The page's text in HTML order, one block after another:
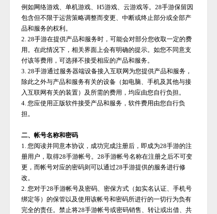
例如网络游戏、单机游戏、H5游戏、云游戏等。28手游保留因
包含但不限于运营策略调整而变更、中断或终止部分或全部产
品和服务的权利。
2. 28手游在提供产品和服务时，可能会对部分您收取一定的费
用。在此情况下，相关界面上会有明确的提示。如您不同意支
付该等费用，可选择不接受相应的产品和服务。
3. 28手游通过服务器端设备接入互联网为您提供产品和服务，
除此之外与产品和服务有关的设备（如电脑、手机及其他与接
入互联网有关的装置）及所需的费用，均应由您自行负担。
4. 您应使用正版软件接受产品和服务，软件费用由您自行负
担。
二、帐号名称和密码
1. 您阅读并同意本协议，成功完成注册后，即成为28手游的注
册用户，取得28手游帐号。28手游帐号名称在注册之后不可变
更，而帐号对应的密码则可以通过28手游提供的服务进行修
改。
2. 您对于28手游帐号及密码、密保方式（如实名认证、手机号
绑定等）的保管以及使用该帐号和密码所进行的一切行为负有
完全的责任。禁止将28手游帐号或密码销售、转让或出借、共